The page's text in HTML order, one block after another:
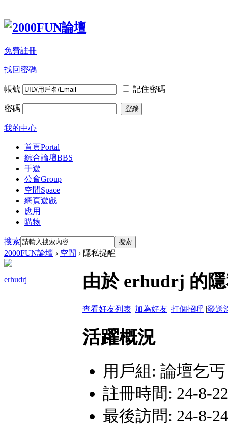
免費註冊
找回密碼
帳號 記住密碼
密碼 登錄
我的中心
首頁Portal
綜合論壇BBS
手遊
公會Group
空間Space
網頁遊戲
應用
購物
搜索 搜索
2000FUN論壇 › 空間 › 隱私提醒
erhudrj 由於 erhudrj 的
查看好友列表 |加為好友 |打個招呼 |發送
活躍概況
用戶組: 論壇乞丐
註冊時間: 24-8-
最後訪問: 24-8-